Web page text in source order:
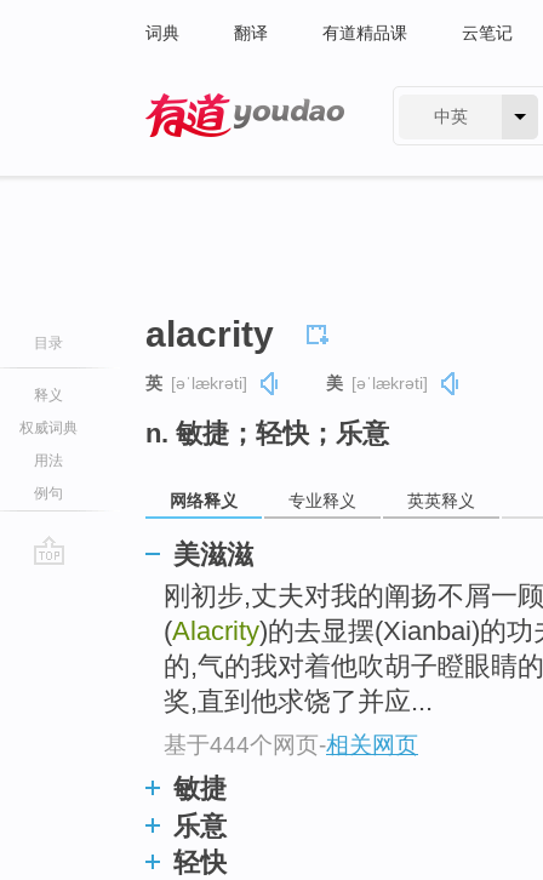
词典 翻译 有道精品课 云笔记
中英
目录
释义
权威词典
用法
例句
alacrity
英 [əˈlækrəti] 美 [əˈlækrəti]
n. 敏捷；轻快；乐意
网络释义 专业释义 英英释义
美滋滋
刚初步,丈夫对我的阐扬不屑一
(Alacrity)的去显摆(Xianbai)的
的,气的我对着他吹胡子瞪眼睛
奖,直到他求饶了并应...
基于444个网页-相关网页
敏捷
乐意
轻快